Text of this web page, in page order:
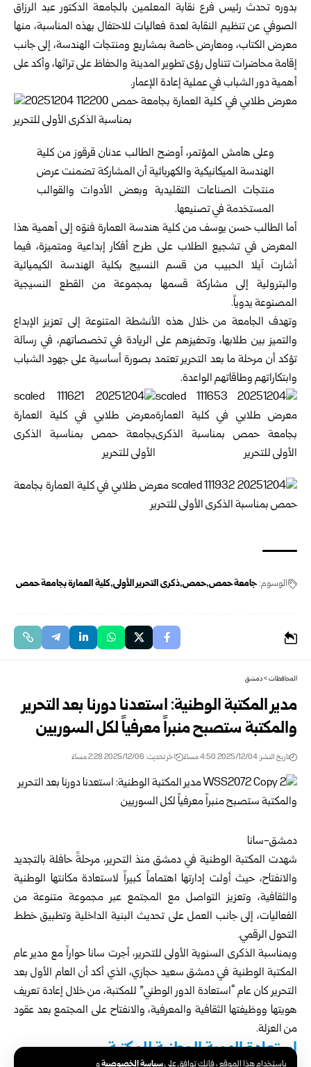
باستخدام هذا الموقع ، فإنك توافق علىسياسة الخصوصيةو
بدوره تحدث رئيس فرع نقابة المعلمين بالجامعة الدكتور عبد الرزاق
الصوفي عن تنظيم النقابة لعدة فعاليات للاحتفال بهذه المناسبة، منها
معرض الكتاب، ومعارض خاصة بمشاريع ومنتجات الهندسة، إلى جانب
إقامة محاضرات تتناول رؤى تطوير المدينة والحفاظ على تراثها، وأكد على
أهمية دور الشباب في عملية إعادة الإعمار.
وعلى هامش المؤتمر، أوضح الطالب عدنان قرقوز من كلية
الهندسة الميكانيكية والكهربائية أن المشاركة تضمنت عرض
منتجات الصناعات التقليدية وبعض الأدوات والقوالب
المستخدمة في تصنيعها.
أما الطالب حسن يوسف من كلية هندسة العمارة فنوّه إلى أهمية هذا
المعرض في تشجيع الطلاب على طرح أفكار إبداعية ومتميزة، فيما
أشارت آيلا الحبيب من قسم النسيج بكلية الهندسة الكيميائية
والبترولية إلى مشاركة قسمها بمجموعة من القطع النسيجية
المصنوعة يدوياً.
وتهدف الجامعة من خلال هذه الأنشطة المتنوعة إلى تعزيز الإبداع
والتميز بين طلابها، وتحفيزهم على الريادة في تخصصاتهم، في رسالة
تؤكد أن مرحلة ما بعد التحرير تعتمد بصورة أساسية على جهود الشباب
وابتكاراتهم وطاقاتهم الواعدة.
الوسوم:جامعة حمص حمص ذكرى التحرير الأولى كلية العمارة بجامعة حمص
المحافظات>دمشق
مدير المكتبة الوطنية: استعدنا دورنا بعد التحرير
والمكتبة ستصبح منبراً معرفياً لكل السوريين
تاريخ النشر: 2025/12/04 4:50 مساءً اخر تحديث: 2025/12/06 2:28 مساءً
دمشق-سانا
شهدت المكتبة الوطنية في دمشق منذ التحرير، مرحلةً حافلة بالتجديد
والانفتاح، حيث أولت إدارتها اهتماماً كبيراً لاستعادة مكانتها الوطنية
والثقافية، وتعزيز التواصل مع المجتمع عبر مجموعة متنوعة من
الفعاليات، إلى جانب العمل على تحديث البنية الداخلية وتطبيق خطط
التحول الرقمي.
وبمناسبة الذكرى السنوية الأولى للتحرير، أجرت سانا حواراً مع مدير عام
المكتبة الوطنية في دمشق سعيد حجازي، الذي أكد أن العام الأول بعد
التحرير كان عام “استعادة الدور الوطني” للمكتبة، من خلال إعادة تعريف
هويتها ووظيفتها الثقافية والمعرفية، والانفتاح على المجتمع بعد عقود
من العزلة.
استعادة الهوية الوطنية للمكتبة